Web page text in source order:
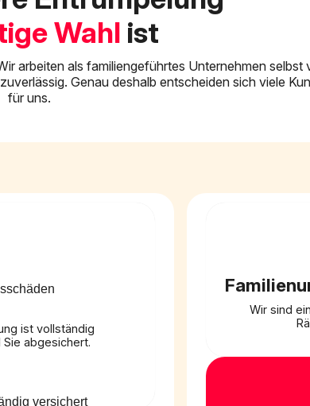
Wahl ist
arbeiten als familiengeführtes Unternehmen selbst
Genau deshalb entscheiden sich viele
für uns.
ist vollständig
abgesichert.
Wir sind